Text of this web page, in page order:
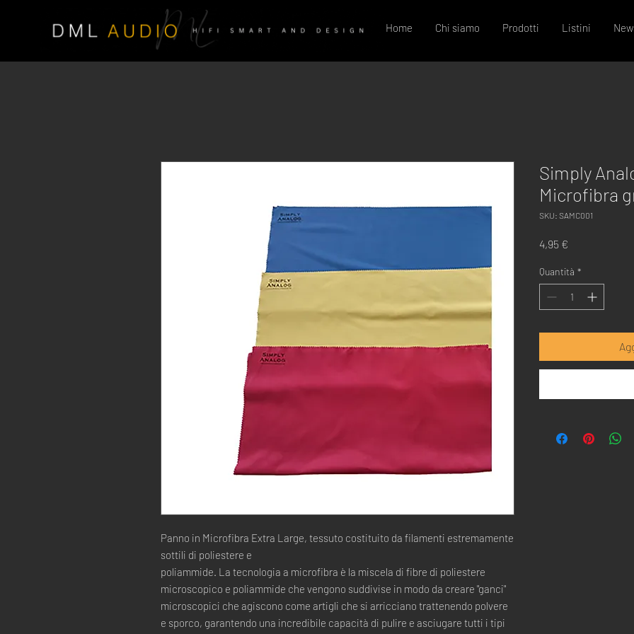
Home Chi siamo Prodotti Listini
Panno in Microfibra Extra Large, tessuto costituito da filamenti estremamente
sottili di poliestere e
poliammide. La tecnologia a microfibra è la miscela di fibre di poliestere
microscopico e poliammide che vengono suddivise in modo da creare "ganci"
microscopici che agiscono come artigli che si arricciano trattenendo polvere
e sporco, garantendo una incredibile capacità di pulire e asciugare tutti i tipi
Simply
Microfibra
SKU: SAMC001
4,95 €
Quantità *